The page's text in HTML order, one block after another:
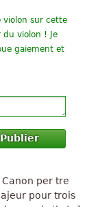
violon sur cette
violon ! Je
gaiement et
les
chercher à
et si elle
un q...
n'importe
Publier
per tre
pour trois